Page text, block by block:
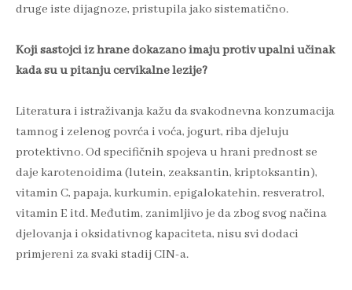
druge iste dijagnoze, pristupila jako sistematično.
Koji sastojci iz hrane dokazano imaju protiv upalni učinak
kada su u pitanju cervikalne lezije?
Literatura i istraživanja kažu da svakodnevna konzumacija
tamnog i zelenog povrća i voća, jogurt, riba djeluju
protektivno. Od specifičnih spojeva u hrani prednost se
daje karotenoidima (lutein, zeaksantin, kriptoksantin),
vitamin C, papaja, kurkumin, epigalokatehin, resveratrol,
vitamin E itd. Međutim, zanimljivo je da zbog svog načina
djelovanja i oksidativnog kapaciteta, nisu svi dodaci
primjereni za svaki stadij CIN-a.